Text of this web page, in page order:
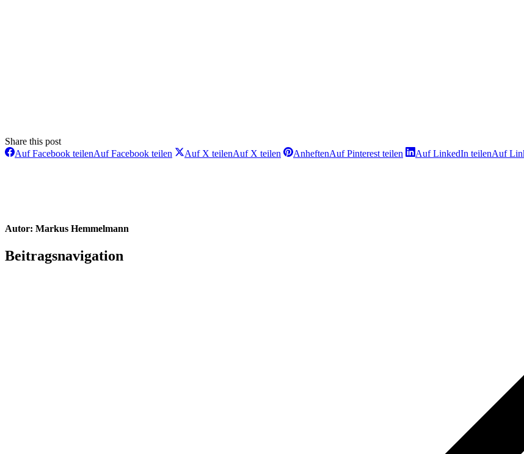
Share this post
Auf Facebook teilenAuf Facebook teilen Auf X teilenAuf X teilen AnheftenAuf Pinterest teilen Auf LinkedIn teilenAuf
Autor: Markus Hemmelmann
Beitragsnavigation